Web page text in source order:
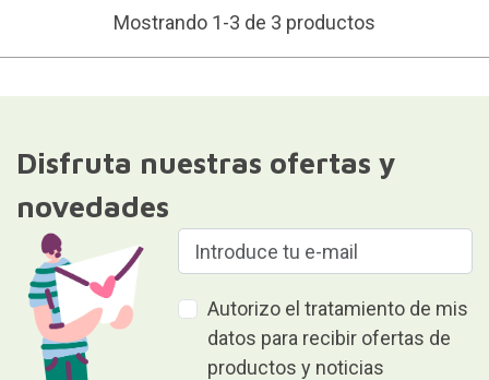
Mostrando 1-3 de 3 productos
Disfruta nuestras ofertas y
novedades
Autorizo el tratamiento de mis
datos para recibir ofertas de
productos y noticias